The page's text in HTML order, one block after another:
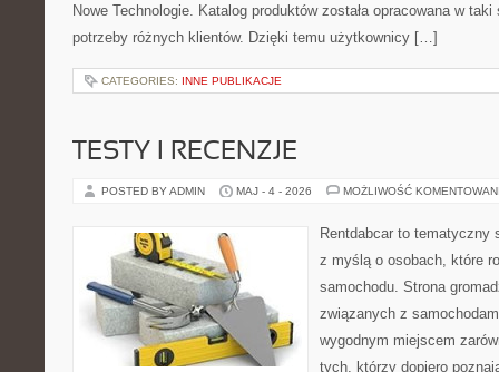
Nowe Technologie. Katalog produktów została opracowana w
potrzeby różnych klientów. Dzięki temu użytkownicy […]
CATEGORIES: INNE PUBLIKACJE
TESTY I RECENZJE
POSTED BY ADMIN MAJ - 4 - 2026 MOŻLIWOŚĆ
Rentdabcar to tematyczny
z myślą o osobach, które
samochodu. Strona
związanych z
wygodnym miejscem
tych, którzy dopiero